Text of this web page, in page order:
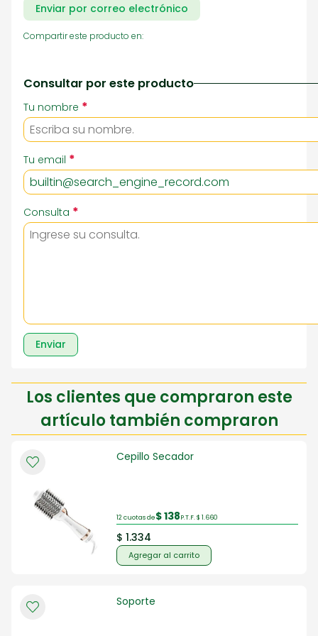
Enviar por correo electrónico
Compartir este producto en:
Consultar por este producto
Tu nombre *
Tu email *
Consulta *
Enviar
Los clientes que compraron este
artículo también compraron
Cepillo Secador
12 cuotas de$ 138P.T.F. $ 1.660
$ 1.334
Agregar al carrito
Soporte